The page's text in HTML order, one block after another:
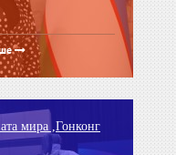
мира ,Гонконг